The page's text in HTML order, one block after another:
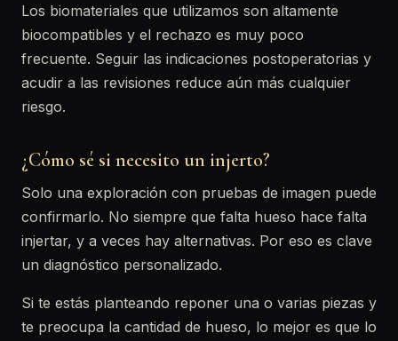
Los biomateriales que utilizamos son altamente
biocompatibles y el rechazo es muy poco
frecuente. Seguir las indicaciones postoperatorias y
acudir a las revisiones reduce aún más cualquier
riesgo.
¿Cómo sé si necesito un injerto?
Solo una exploración con pruebas de imagen puede
confirmarlo. No siempre que falta hueso hace falta
injertar, y a veces hay alternativas. Por eso es clave
un diagnóstico personalizado.
Si te estás planteando reponer una o varias piezas y
te preocupa la cantidad de hueso, lo mejor es que lo